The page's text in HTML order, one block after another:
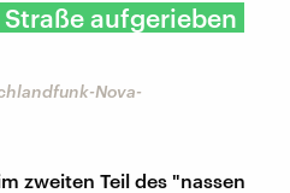
aufgerieben
Nova-
zweiten Teil des "nassen